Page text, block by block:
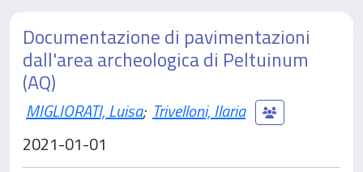
Documentazione di pavimentazioni
dall'area archeologica di Peltuinum
(AQ)
MIGLIORATI, Luisa; Trivelloni, Ilaria
2021-01-01